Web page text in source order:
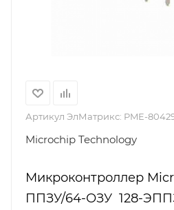
Артикул ЭлМатрикс: PME-
Microchip Technology
Микроконтроллер
ППЗУ/64-ОЗУ 128-